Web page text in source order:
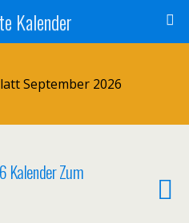
Kalender
September 2026
Kalender Zum